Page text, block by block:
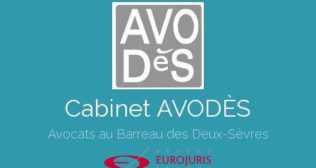
Cabinet AVODÈS
Avocats au Barreau des Deux-Sèvres